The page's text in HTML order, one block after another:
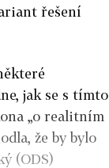
řešení
jak se s tímto
„o realitním
že by bylo
(ODS)